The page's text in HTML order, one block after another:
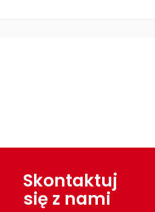
Skontaktuj
się z nami